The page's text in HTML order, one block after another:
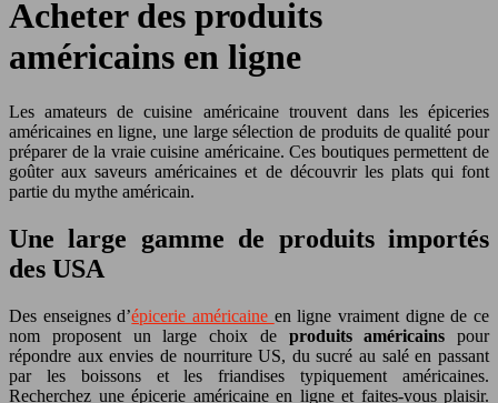
Acheter des produits
américains en ligne
Les amateurs de cuisine américaine trouvent dans les épiceries
américaines en ligne, une large sélection de produits de qualité pour
préparer de la vraie cuisine américaine. Ces boutiques permettent de
goûter aux saveurs américaines et de découvrir les plats qui font
partie du mythe américain.
Une large gamme de produits importés
des USA
Des enseignes d’épicerie américaine en ligne vraiment digne de ce
nom proposent un large choix de produits américains pour
répondre aux envies de nourriture US, du sucré au salé en passant
par les boissons et les friandises typiquement américaines.
Recherchez une épicerie américaine en ligne et faites-vous plaisir.